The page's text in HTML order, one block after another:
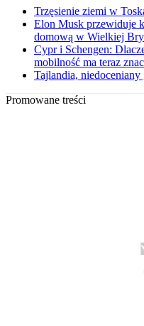
Trzęsienie ziemi w
Elon Musk przewiduje
domową w Wielkiej
Cypr i Schengen:
mobilność ma teraz
Tajlandia,
Promowane treści